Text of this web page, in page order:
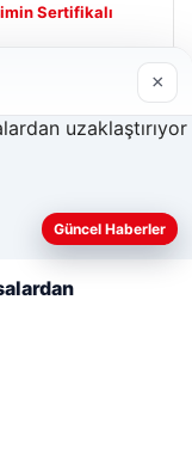
Sertifikalı
×
Güncel Haberler